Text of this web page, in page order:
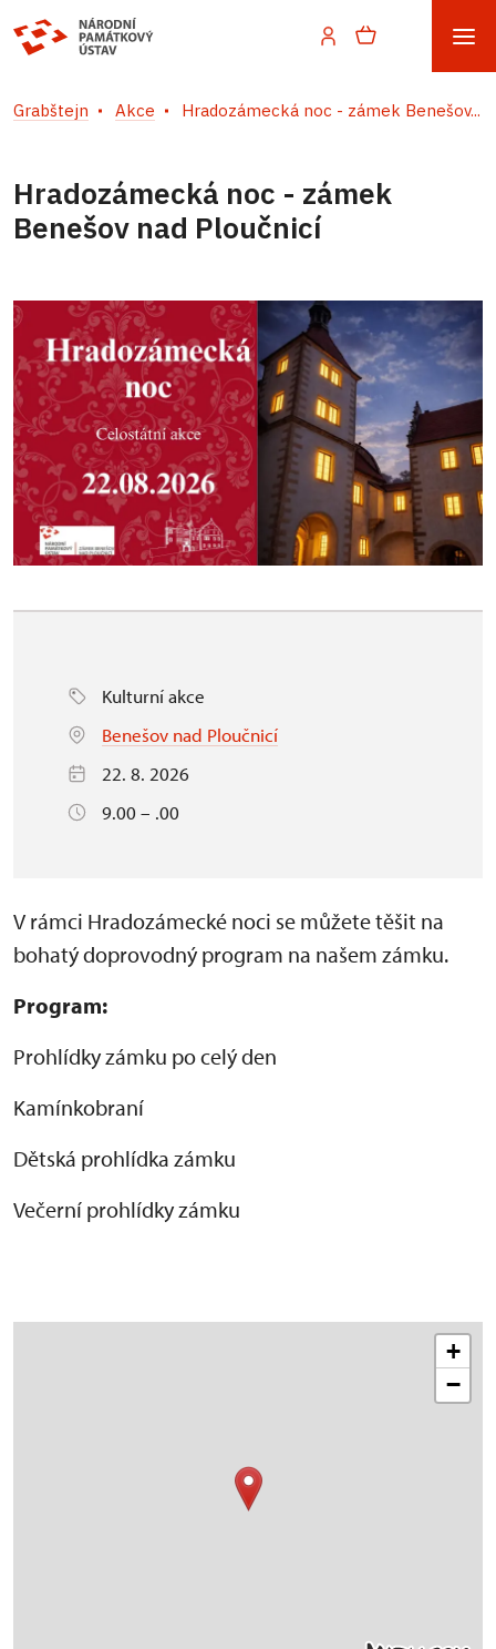
Grabštejn Akce Hradozámecká noc - zámek Benešov...
Hradozámecká noc - zámek
Benešov nad Ploučnicí
Kulturní akce
Benešov nad Ploučnicí
22. 8. 2026
9.00 – .00
V rámci Hradozámecké noci se můžete těšit na
bohatý doprovodný program na našem zámku.
Program:
Prohlídky zámku po celý den
Kamínkobraní
Dětská prohlídka zámku
Večerní prohlídky zámku
+
−